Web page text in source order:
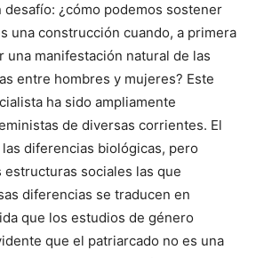
¿cómo podemos sostener
una construcción cuando, a primera
una manifestación natural de las
entre hombres y mujeres? Este
ha sido ampliamente
de diversas corrientes. El
diferencias biológicas, pero
estructuras sociales las que
diferencias se traducen en
que los estudios de género
que el patriarcado no es una